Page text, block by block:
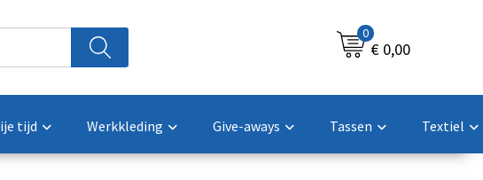
0
€ 0,00
tijd Werkkleding Give-aways Tassen Textiel